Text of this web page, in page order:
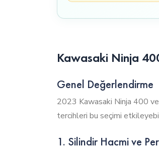
Kawasaki Ninja
Genel Değerlendirme
2023 Kawasaki Ninja 400 ve
tercihleri bu seçimi
1. Silindir Hacmi ve